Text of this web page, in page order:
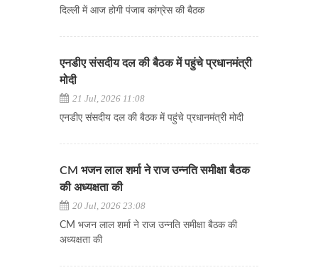
दिल्ली में आज होगी पंजाब कांग्रेस की बैठक
एनडीए संसदीय दल की बैठक में पहुंचे प्रधानमंत्री
मोदी
21 Jul, 2026 11:08
एनडीए संसदीय दल की बैठक में पहुंचे प्रधानमंत्री मोदी
CM भजन लाल शर्मा ने राज उन्नति समीक्षा बैठक
की अध्यक्षता की
20 Jul, 2026 23:08
CM भजन लाल शर्मा ने राज उन्नति समीक्षा बैठक की
अध्यक्षता की